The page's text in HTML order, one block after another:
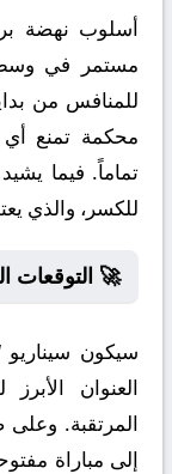
أسلوب نهضة
مستمر في وسط
للمنافس من
محكمة تمنع أي
تماماً. فيما
للكسر، والذي
🚀 التوقعات
سيكون سيناريو
العنوان
المرتقبة. وعلى
إلى مباراة